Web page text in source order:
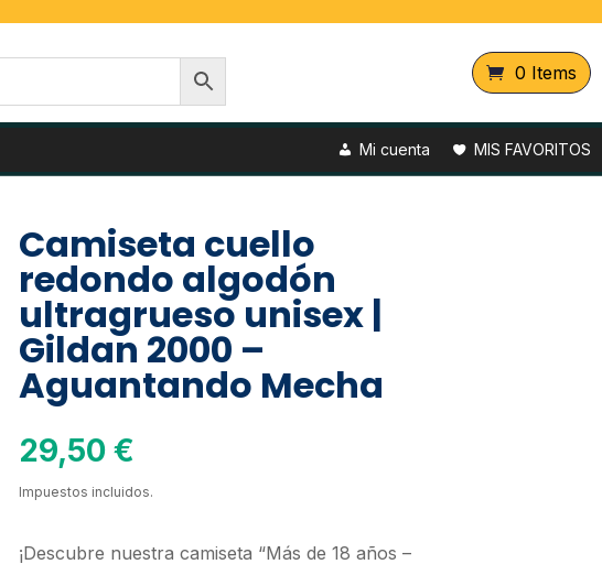
0 Items
MIS FAVORITOS
Mi cuenta
Camiseta cuello
redondo algodón
ultragrueso unisex |
Gildan 2000 –
Aguantando Mecha
29,50 €
Impuestos incluidos.
¡Descubre nuestra camiseta “Más de 18 años –